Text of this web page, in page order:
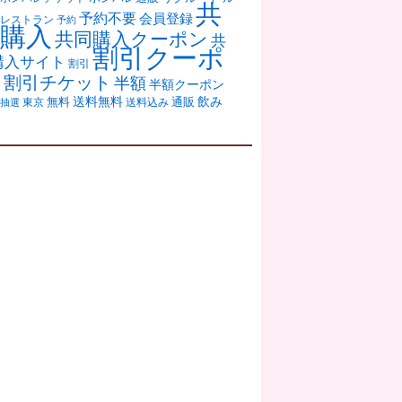
レストラン 予約 予約不要会員登録共
入 共同購入クーポン 共
入サイト 割引 割引クーポ
割引チケット 半額 半額クーポン
抽選 東京 無料 送料無料 送料込み 通販 飲み